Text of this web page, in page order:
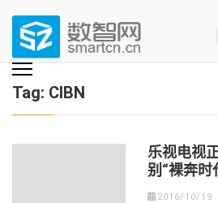
content
(Press
enter)
数智网
智能家居第一资讯门户 | 智能家居系统，智
Tag: CIBN
乐视电视
别“裸奔时
2016/10/19